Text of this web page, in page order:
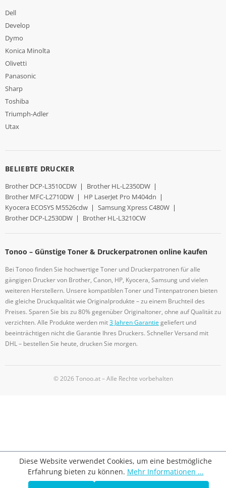
Dell
Develop
Dymo
Konica Minolta
Olivetti
Panasonic
Sharp
Toshiba
Triumph-Adler
Utax
BELIEBTE DRUCKER
Brother DCP-L3510CDW | Brother HL-L2350DW |
Brother MFC-L2710DW | HP LaserJet Pro M404dn |
Kyocera ECOSYS M5526cdw | Samsung Xpress C480W |
Brother DCP-L2530DW | Brother HL-L3210CW
Tonoo – Günstige Toner & Druckerpatronen online kaufen
Bei Tonoo finden Sie hochwertige Toner und Druckerpatronen für alle
gängigen Drucker von Brother, Canon, HP, Kyocera, Samsung und vielen
weiteren Herstellern. Unsere kompatiblen Toner und Tintenpatronen bieten
die gleiche Druckqualität wie Originalprodukte – zu einem Bruchteil des
Preises. Sparen Sie bis zu 80% gegenüber Originaltoner, ohne auf Qualität zu
verzichten. Alle Produkte werden mit3 Jahren Garantiegeliefert und
beeinträchtigen nicht die Garantie Ihres Druckers. Schneller Versand mit
DHL – bestellen Sie heute, drucken Sie morgen.
© 2026 Tonoo.at – Alle Rechte vorbehalten
Diese Website verwendet Cookies, um eine bestmögliche
Erfahrung bieten zu können. Mehr Informationen ...